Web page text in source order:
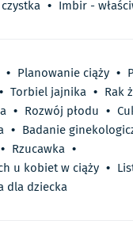
• Imbir -
• Planowanie ciąży •
• Torbiel jajnika • Rak
• Rozwój płodu •
• Badanie
• Rzucawka •
u kobiet w ciąży •
dla dziecka